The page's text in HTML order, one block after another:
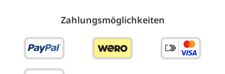
Zahlungs­möglich­keiten